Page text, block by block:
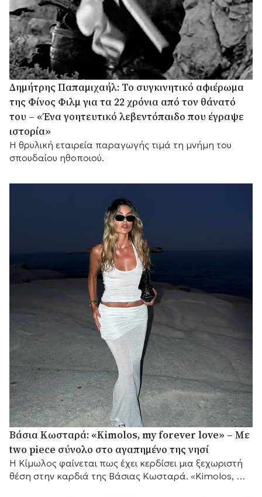
Δημήτρης Παπαμιχαήλ: Το συγκινητικό αφιέρωμα
της Φίνος Φιλμ για τα 22 χρόνια από τον θάνατό
του – «Ένα γοητευτικό λεβεντόπαιδο που έγραψε
ιστορία»
Η θρυλική εταιρεία παραγωγής τιμά τη μνήμη του
σπουδαίου ηθοποιού.
Βάσια Κωσταρά: «Kimolos, my forever love» – Με
two piece σύνολο στο αγαπημένο της νησί
Η Κίμωλος φαίνεται πως έχει κερδίσει μια ξεχωριστή
θέση στην καρδιά της Βάσιας Κωσταρά. «Kimolos, my